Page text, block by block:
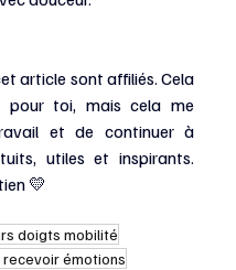
article sont affiliés. Cela
pour toi, mais cela me
et de continuer à
utiles et inspirants.
💛
doigts mobilité
émotions